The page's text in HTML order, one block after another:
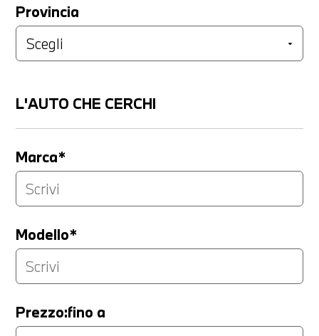
Provincia
L'AUTO CHE CERCHI
Marca*
Modello*
Prezzo:fino a